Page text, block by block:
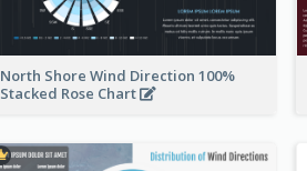
North Shore Wind Direction 100%
Stacked Rose Chart